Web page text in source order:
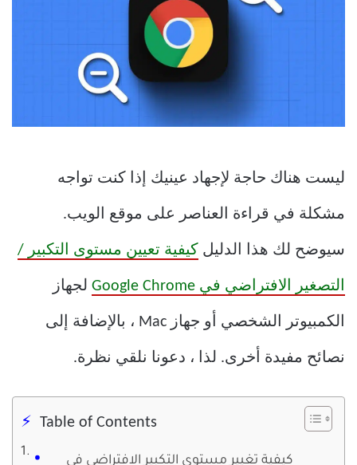
ليست هناك حاجة لإجهاد عينيك إذا كنت تواجه
مشكلة في قراءة العناصر على موقع الويب.
سيوضح لك هذا الدليل كيفية تعيين مستوى التكبير /
التصغير الافتراضي في Google Chrome لجهاز
الكمبيوتر الشخصي أو جهاز Mac ، بالإضافة إلى
نصائح مفيدة أخرى. لذا ، دعونا نلقي نظرة.
Table of Contents
كيفية تغيير مستوى التكبير الافتراضي في